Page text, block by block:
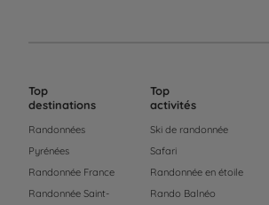
Top
destinations
Randonnées
Pyrénées
Randonnée France
Randonnée Saint-
Top
activités
Ski de randonnée
Safari
Randonnée en étoile
Rando Balnéo